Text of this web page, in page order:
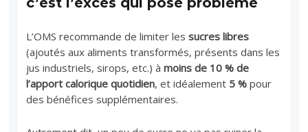
L’OMS recommande de limiter lessucres libres
(ajoutés aux aliments transformés, présents dans les
jus industriels, sirops, etc.) àmoins de 10 % de
l’apport calorique quotidien, et idéalement 5 % pour
des bénéfices supplémentaires.